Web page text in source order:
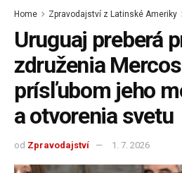
Home Zpravodajství z Latinské Ameriky
Uruguaj preberá
združenia
prísľubom jeho
a otvorenia svetu
od Zpravodajství 1. 7. 2026